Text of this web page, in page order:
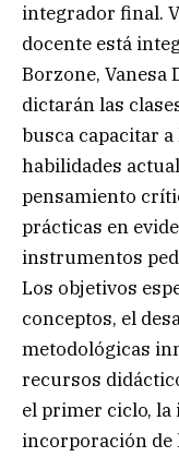
integrador final.
docente está
Borzone, Vanesa
dictarán las
busca capacitar
habilidades
pensamiento
prácticas en
instrumentos
Los objetivos
conceptos, el
metodológicas
recursos
el primer ciclo, la
incorporación de